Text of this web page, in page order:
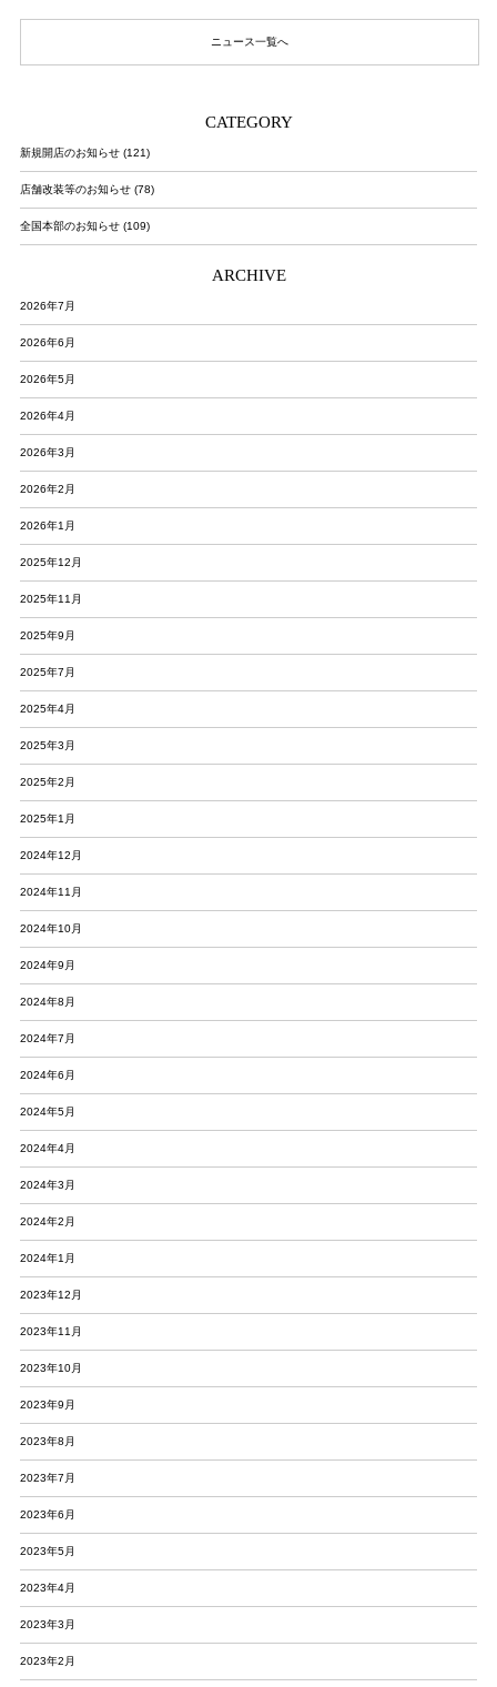
ニュース一覧へ
CATEGORY
新規開店のお知らせ (121)
店舗改装等のお知らせ (78)
全国本部のお知らせ (109)
ARCHIVE
2026年7月
2026年6月
2026年5月
2026年4月
2026年3月
2026年2月
2026年1月
2025年12月
2025年11月
2025年9月
2025年7月
2025年4月
2025年3月
2025年2月
2025年1月
2024年12月
2024年11月
2024年10月
2024年9月
2024年8月
2024年7月
2024年6月
2024年5月
2024年4月
2024年3月
2024年2月
2024年1月
2023年12月
2023年11月
2023年10月
2023年9月
2023年8月
2023年7月
2023年6月
2023年5月
2023年4月
2023年3月
2023年2月